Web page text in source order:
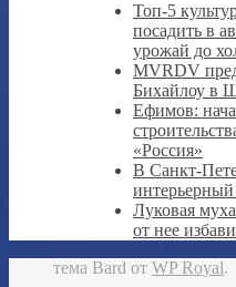
Топ-5
посадить в
урожай до
MVRDV
Бихайлоу в
Ефимов:
«Россия»
В Санкт-
интерьерный
Луковая
от нее
тема Bard от WP Royal.